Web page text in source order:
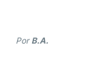
Por B.A.